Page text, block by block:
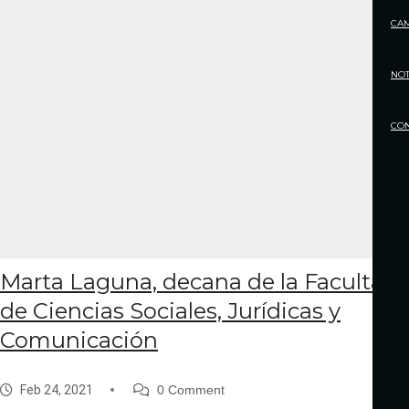
Marta Laguna, decana de la Facultad
de Ciencias Sociales, Jurídicas y
Comunicación
Feb 24, 2021 0 Comment